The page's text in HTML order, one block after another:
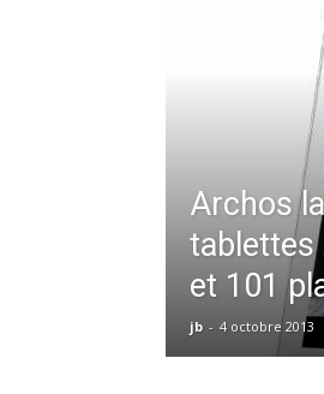
Archos
tablettes
et 101
jb - 4 octobre 2013